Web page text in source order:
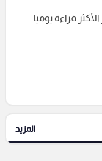
قراءة يوميا
المزيد